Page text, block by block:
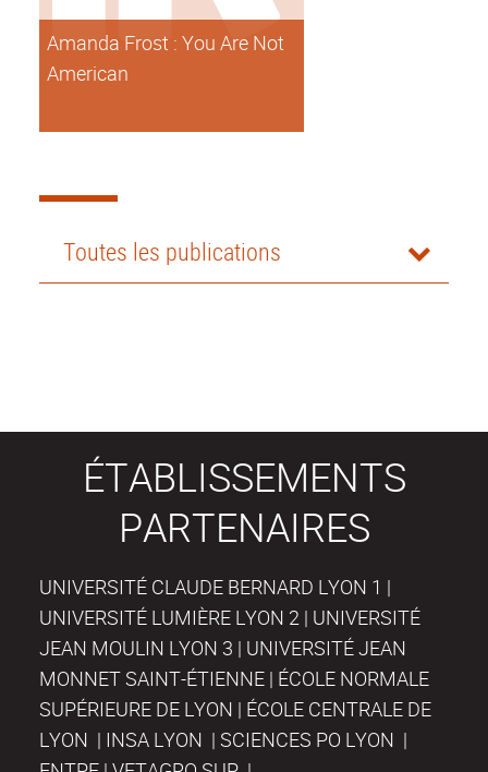
Amanda Frost : You Are Not
American
Toutes les publications
ÉTABLISSEMENTS
PARTENAIRES
UNIVERSITÉ CLAUDE BERNARD LYON 1 |
UNIVERSITÉ LUMIÈRE LYON 2 | UNIVERSITÉ
JEAN MOULIN LYON 3 | UNIVERSITÉ JEAN
MONNET SAINT-ÉTIENNE | ÉCOLE NORMALE
SUPÉRIEURE DE LYON | ÉCOLE CENTRALE DE
LYON | INSA LYON | SCIENCES PO LYON |